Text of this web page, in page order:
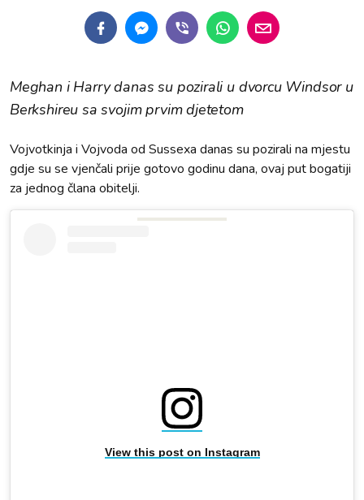
Meghan i Harry danas su pozirali u dvorcu Windsor u
Berkshireu sa svojim prvim djetetom
Vojvotkinja i Vojvoda od Sussexa danas su pozirali na mjestu
gdje su se vjenčali prije gotovo godinu dana, ovaj put bogatiji
za jednog člana obitelji.
View this post on Instagram